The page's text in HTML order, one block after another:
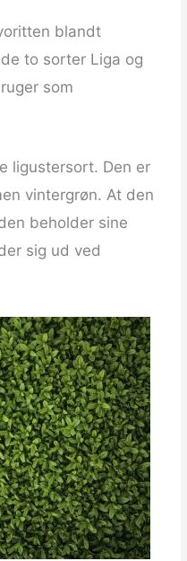
blandt
to sorter Liga og
som
ligustersort. Den er
vintergrøn. At den
beholder sine
sig ud ved